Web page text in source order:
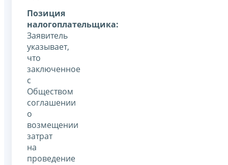
Позиция
налогоплательщика:
Заявитель
указывает,
что
заключенное
с
Обществом
соглашении
о
возмещении
затрат
на
проведение